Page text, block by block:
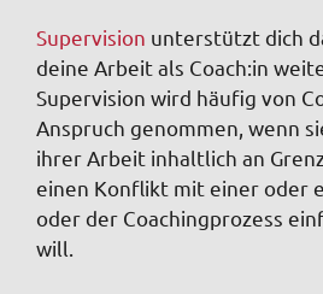
Supervision unterstützt dich
deine Arbeit als Coach:in
Supervision wird häufig von
Anspruch genommen, wenn
ihrer Arbeit inhaltlich an
einen Konflikt mit einer oder
oder der Coachingprozess
will.